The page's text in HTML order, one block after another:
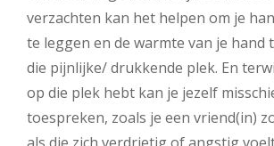
verzachten kan het helpen om je
te leggen en de warmte van je hand
die pijnlijke/ drukkende plek. En
op die plek hebt kan je jezelf
toespreken, zoals je een vriend(in)